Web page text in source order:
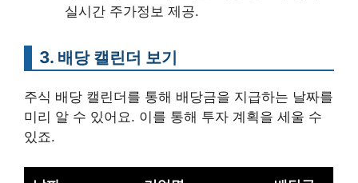
실시간 주가정보 제공.
3. 배당 캘린더 보기
주식 배당 캘린더를 통해 배당금을 지급하는 날짜를
미리 알 수 있어요. 이를 통해 투자 계획을 세울 수
있죠.